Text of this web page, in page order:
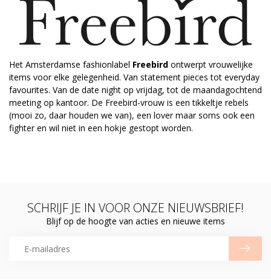
Het Amsterdamse fashionlabel Freebird ontwerpt vrouwelijke
items voor elke gelegenheid. Van statement pieces tot everyday
favourites. Van de date night op vrijdag, tot de maandagochtend
meeting op kantoor. De Freebird-vrouw is een tikkeltje rebels
(mooi zo, daar houden we van), een lover maar soms ook een
fighter en wil niet in een hokje gestopt worden.
SCHRIJF JE IN VOOR ONZE NIEUWSBRIEF!
Blijf op de hoogte van acties en nieuwe items